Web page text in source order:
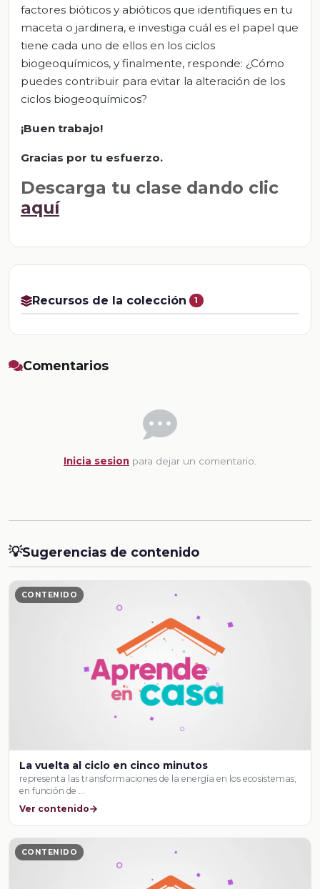
factores bióticos y abióticos que identifiques en tu
maceta o jardinera, e investiga cuál es el papel que
tiene cada uno de ellos en los ciclos
biogeoquímicos, y finalmente, responde: ¿Cómo
puedes contribuir para evitar la alteración de los
ciclos biogeoquímicos?
¡Buen trabajo!
Gracias por tu esfuerzo.
Descarga tu clase dando clic
aquí
Recursos de la colección 1
Comentarios
Inicia sesion para dejar un comentario.
💡Sugerencias de contenido
CONTENIDO
La vuelta al ciclo en cinco minutos
representa las transformaciones de la energía en los ecosistemas,
en función de …
Ver contenido
CONTENIDO